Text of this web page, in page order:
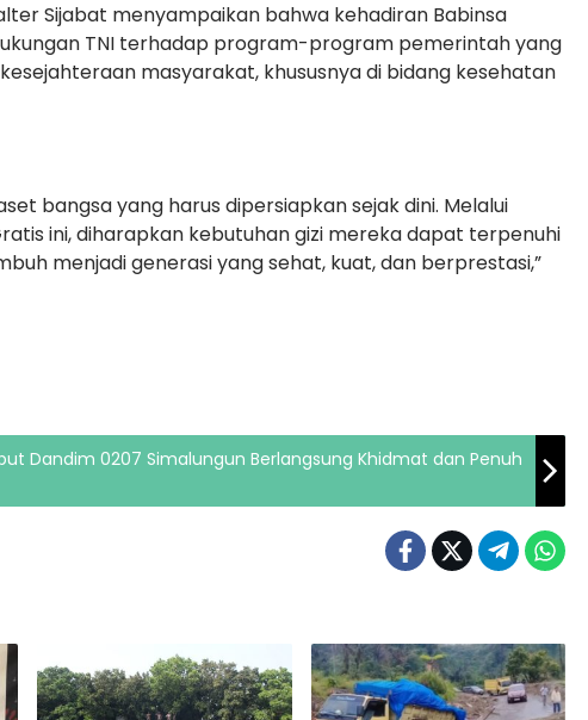
Sijabat menyampaikan bahwa kehadiran Babinsa
TNI terhadap program-program pemerintah yang
masyarakat, khususnya di bidang kesehatan
bangsa yang harus dipersiapkan sejak dini. Melalui
ini, diharapkan kebutuhan gizi mereka dapat terpenuhi
menjadi generasi yang sehat, kuat, dan berprestasi,”
Dandim 0207 Simalungun Berlangsung Khidmat dan Penuh